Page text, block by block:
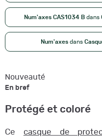
Num'axes CAS1034 B dans
Num'axes dans
Nouveauté
En bref
Protégé et coloré
Ce casque de